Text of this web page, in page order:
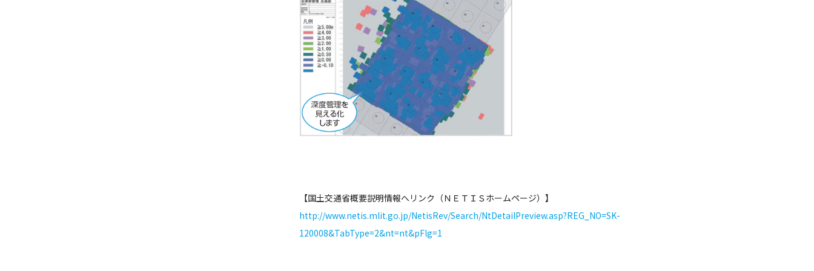
【国土交通省概要説明情報へリンク（ＮＥＴＩＳホームページ）】
http://www.netis.mlit.go.jp/NetisRev/Search/NtDetailPreview.asp?REG_NO=SK-
120008&TabType=2&nt=nt&pFlg=1